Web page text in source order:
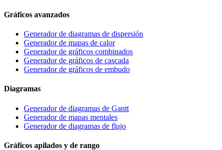
Gráficos avanzados
Generador de diagramas de dispersión
Generador de mapas de calor
Generador de gráficos combinados
Generador de gráficos de cascada
Generador de gráficos de embudo
Diagramas
Generador de diagramas de Gantt
Generador de mapas mentales
Generador de diagramas de flujo
Gráficos apilados y de rango